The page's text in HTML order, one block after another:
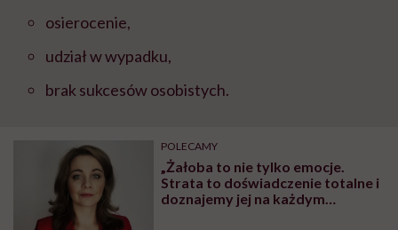
osierocenie,
udział w wypadku,
brak sukcesów osobistych.
POLECAMY
„Żałoba to nie tylko emocje.
Strata to doświadczenie totalne i
doznajemy jej na każdym